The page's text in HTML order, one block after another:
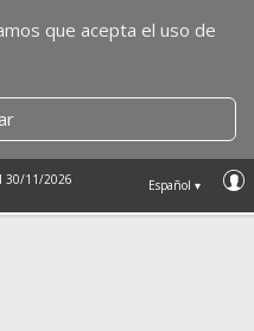
que acepta el uso de
30/11/2026 Español ▾